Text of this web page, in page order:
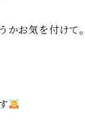
お気を付けて。